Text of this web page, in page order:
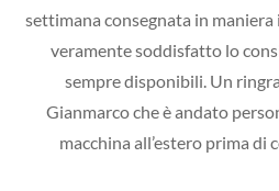
settimana consegnata in
veramente soddisfatto lo
sempre disponibili. Un
Gianmarco che è andato
macchina all’estero prima di